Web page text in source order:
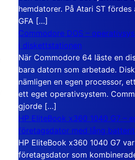
hemdatorer. På Atari ST
GFA […]
Commodore DOS –
i diskettstationen
När Commodore 64 läste en
bara datorn som arbetade.
nämligen en egen processor,
ett eget operativsystem.
gjorde […]
HP EliteBook x360 1040 G7 –
företagsdator med lång
HP EliteBook x360 1040 G7
företagsdator som